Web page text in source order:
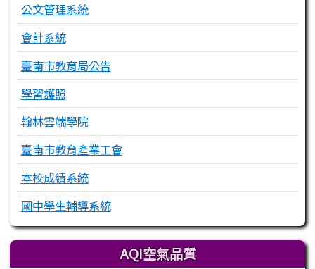
公文管理系統
會計系統
臺南市教育局公告
學習護照
翰林雲端學院
臺南市教育產業工會
本校成績系統
國中學生輔導系統
AQI空氣品質